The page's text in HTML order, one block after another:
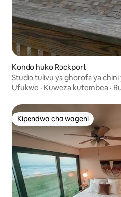
Kondo huko Rockport
Studio tulivu ya ghorofa ya
bahari, inafaa kwa mnyama
Ufukwe · Kuweza kutembea ·
Kipendwa cha wageni
Kipendwa cha wageni